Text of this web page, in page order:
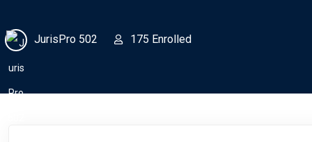
JurisPro 502 175 Enrolled